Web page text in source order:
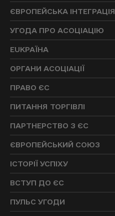
ЄВРОПЕЙСЬКА ІНТЕГРАЦІЯ
УГОДА ПРО АСОЦІАЦІЮ
EUKРАЇНА
ОРГАНИ АСОЦІАЦІЇ
ПРАВО ЄС
ПИТАННЯ ТОРГІВЛІ
ПАРТНЕРСТВО З ЄС
ЄВРОПЕЙСЬКИЙ СОЮЗ
ІСТОРІЇ УСПІХУ
ВСТУП ДО ЄС
ПУЛЬС УГОДИ